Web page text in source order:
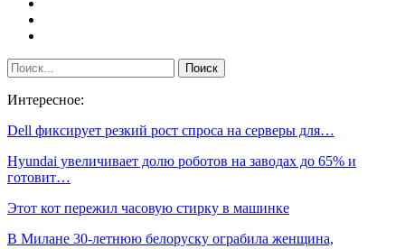
Интересное:
Dell фиксирует резкий рост спроса на серверы для…
Hyundai увеличивает долю роботов на заводах до 65% и
готовит…
Этот кот пережил часовую стирку в машинке
В Милане 30-летнюю белоруску ограбила женщина,